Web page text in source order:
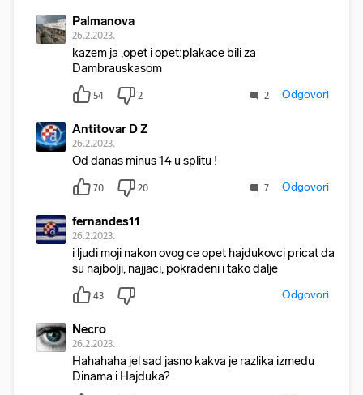
Palmanova
26.2.2023.
kazem ja ,opet i opet:plakace bili za
Dambrauskasom
54 2 2 Odgovori
Antitovar D Z
26.2.2023.
Od danas minus 14 u splitu !
70 20 7 Odgovori
fernandes11
26.2.2023.
i ljudi moji nakon ovog ce opet hajdukovci pricat da
su najbolji, najjaci, pokradeni i tako dalje
43 Odgovori
Necro
26.2.2023.
Hahahaha jel sad jasno kakva je razlika izmedu
Dinama i Hajduka?